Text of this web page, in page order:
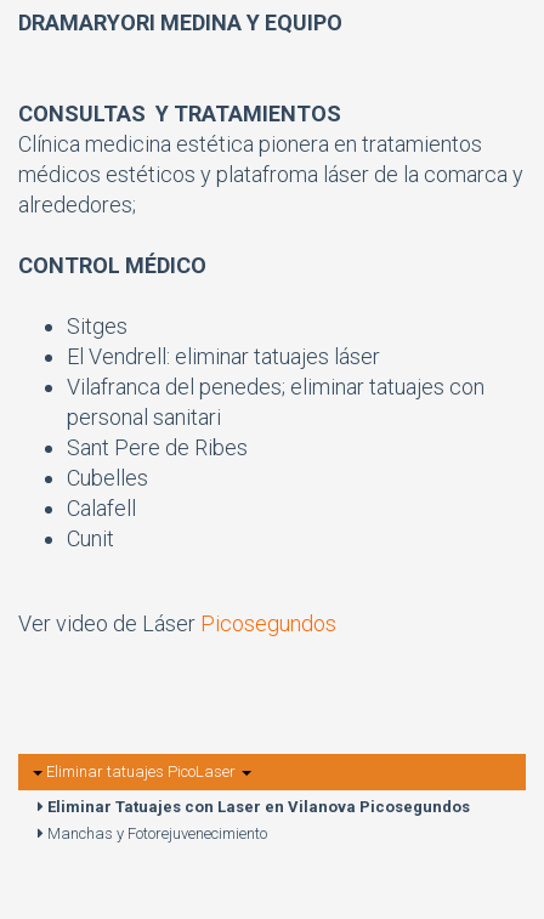
DRAMARYORI MEDINA Y EQUIPO
CONSULTAS Y TRATAMIENTOS
Clínica medicina estética pionera en tratamientos
médicos estéticos y platafroma láser de la comarca y
alrededores;
CONTROL MÉDICO
Sitges
El Vendrell: eliminar tatuajes láser
Vilafranca del penedes; eliminar tatuajes con
personal sanitari
Sant Pere de Ribes
Cubelles
Calafell
Cunit
Ver video de Láser Picosegundos
Eliminar tatuajes PicoLaser
Eliminar Tatuajes con Laser en Vilanova Picosegundos
Manchas y Fotorejuvenecimiento